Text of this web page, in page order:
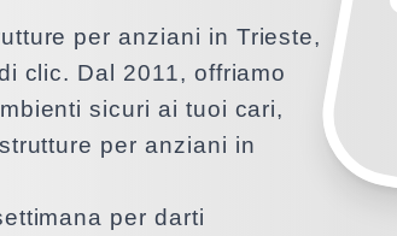
per anziani in Trieste,
clic. Dal 2011, offriamo
sicuri ai tuoi cari,
per anziani in
per darti